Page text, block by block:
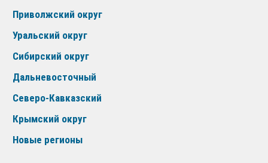
Приволжский округ
Уральский округ
Сибирский округ
Дальневосточный
Северо-Кавказский
Крымский округ
Новые регионы